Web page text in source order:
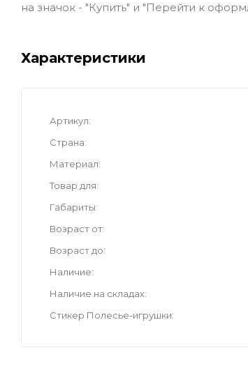
на значок - "Купить" и "Перейти к
Характеристики
Артикул
Страна
Материал
Товар для
Габариты
Возраст от
Возраст до
Наличие
Наличие на складах
Стикер Полесье-игрушки